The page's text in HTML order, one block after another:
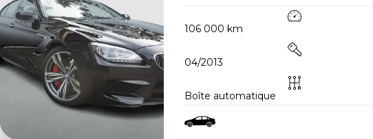
106 000 km
04/2013
Boîte automatique